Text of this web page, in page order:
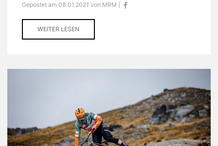
Gepostet am 08.01.2021 von MRM |
WEITER LESEN